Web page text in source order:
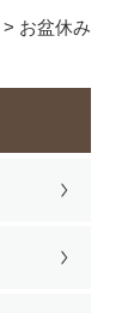
> お盆休み